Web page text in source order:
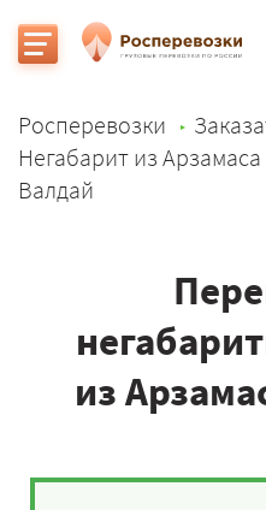
Росперевозки
Негабарит из Арзамаса
Валдай
из